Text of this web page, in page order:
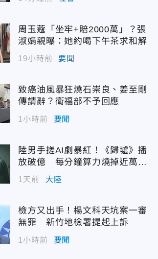
周玉蔻「坐牢+賠2000萬」？張
淑娟親曝：她約喝下午茶求和解
19小時前 要聞
致癌油風暴狂燒石崇良、姜至剛
傳請辭？衛福部不予回應
1小時前 要聞
陸男手搓AI劇暴紅！《歸墟》播
放破億 每分鐘算力燒掉近萬台
1天前 大陸
檢方又出手！楊文科天坑案一審
無罪 新竹地檢署提起上訴
1小時前 要聞